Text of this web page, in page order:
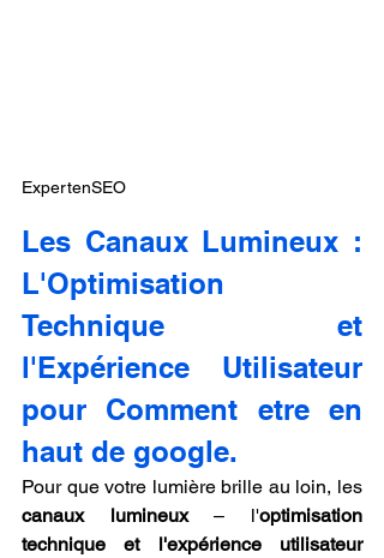
ExpertenSEO
Les Canaux Lumineux :
L'Optimisation
Technique et
l'Expérience Utilisateur
pour Comment etre en
haut de google.
canaux lumineux – l'optimisation
technique et l'expérience utilisateur